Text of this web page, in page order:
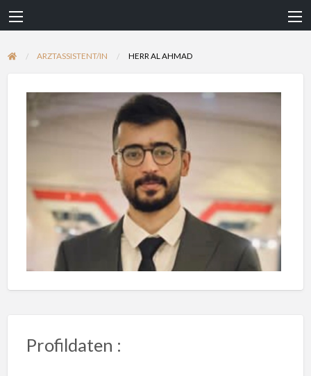
ARZTASSISTENT/IN HERR AL AHMAD
Profildaten :